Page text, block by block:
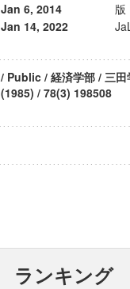
Jan 6, 2014
版
Jan 14, 2022
/ Public / 経済学部 / 三田
(1985) / 78(3) 198508
ランキング